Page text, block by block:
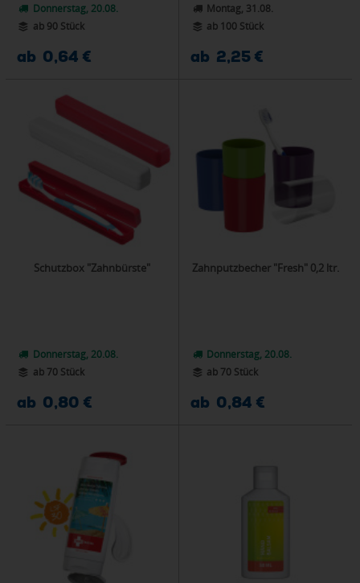
Donnerstag, 20.08.
ab 90 Stück
ab 0,64 €
Montag, 31.08.
ab 100 Stück
ab 2,25 €
Schutzbox "Zahnbürste"
Donnerstag, 20.08.
ab 70 Stück
ab 0,80 €
Zahnputzbecher "Fresh" 0,2 ltr.
Donnerstag, 20.08.
ab 70 Stück
ab 0,84 €